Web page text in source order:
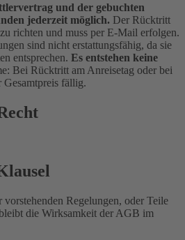
und der gebuchten
jederzeit möglich. Der Rücktritt
richten und muss per E-Mail erfolgen.
sind nicht erstattungsfähig, da sie
entsprechen. Es entstehen keine
Bei Rücktritt am Anreisetag oder bei
fällig.
vorstehenden Regelungen, oder Teile
die Wirksamkeit der AGB im